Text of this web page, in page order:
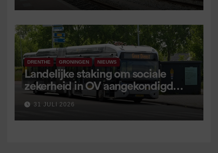
DRENTHE GRONINGEN NIEUWS
Landelijke staking om sociale
zekerheid in OV aangekondigd
voor 9 september
31 JULI 2026